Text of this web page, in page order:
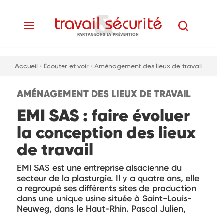
PARTAGEONS LA PRÉVENTION
Accueil • Écouter et voir • Aménagement des lieux de travail
AMÉNAGEMENT DES LIEUX DE TRAVAIL
EMI SAS : faire évoluer
la conception des lieux
de travail
EMI SAS est une entreprise alsacienne du
secteur de la plasturgie. Il y a quatre ans, elle
a regroupé ses différents sites de production
dans une unique usine située à Saint-Louis-
Neuweg, dans le Haut-Rhin. Pascal Julien,